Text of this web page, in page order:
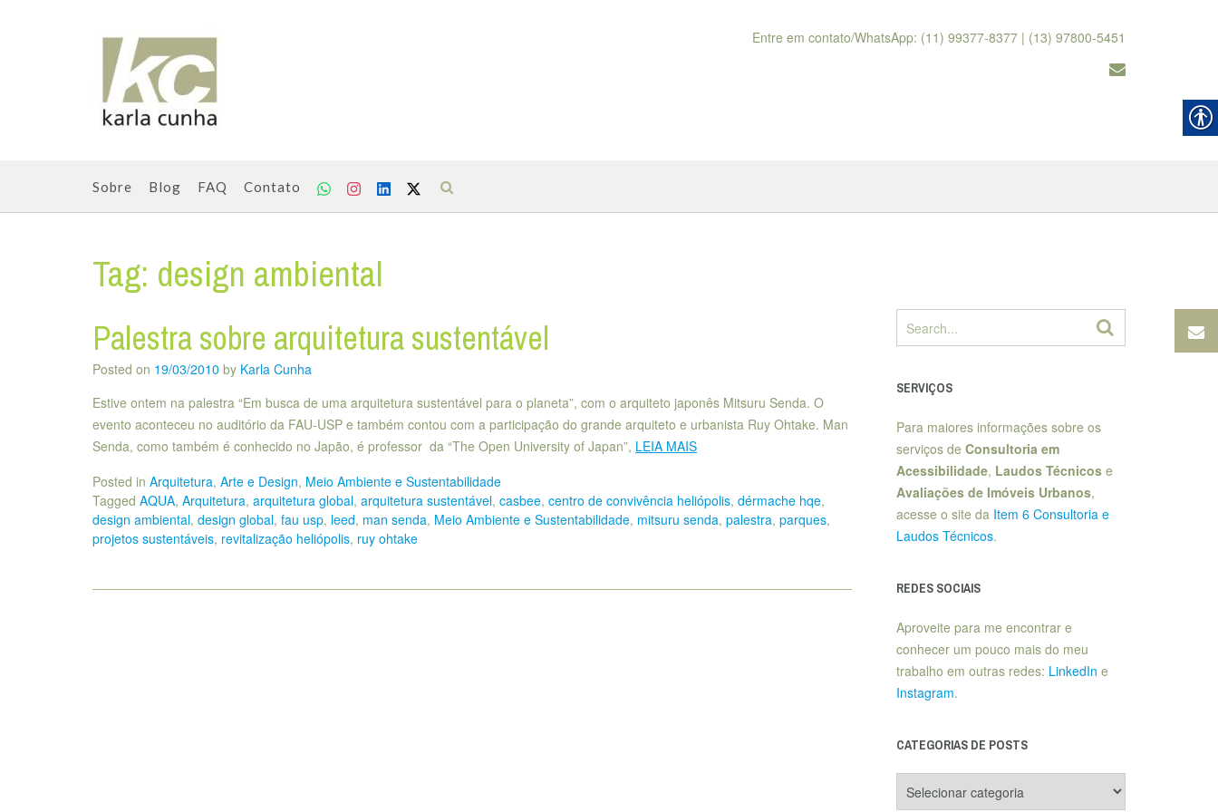
Entre em contato/WhatsApp: (11) 99377-8377 | (13) 97800-5451
Sobre Blog FAQ Contato
Tag: design ambiental
Palestra sobre arquitetura sustentável
Posted on 19/03/2010 by Karla Cunha
Estive ontem na palestra “Em busca de uma arquitetura sustentável para o planeta”, com o arquiteto japonês Mitsuru Senda. O
evento aconteceu no auditório da FAU-USP e também contou com a participação do grande arquiteto e urbanista Ruy Ohtake. Man
Senda, como também é conhecido no Japão, é professor da “The Open University of Japan”, LEIA MAIS
Posted in Arquitetura, Arte e Design, Meio Ambiente e Sustentabilidade
Tagged AQUA, Arquitetura, arquitetura global, arquitetura sustentável, casbee, centro de convivência heliópolis, dérmache hqe,
design ambiental, design global, fau usp, leed, man senda, Meio Ambiente e Sustentabilidade, mitsuru senda, palestra, parques,
projetos sustentáveis, revitalização heliópolis, ruy ohtake
SERVIÇOS
Para maiores informações sobre os
serviços de Consultoria em
Acessibilidade, Laudos Técnicose
Avaliações de Imóveis Urbanos,
acesse o site da Item 6 Consultoria e
Laudos Técnicos.
REDES SOCIAIS
Aproveite para me encontrar e
conhecer um pouco mais do meu
trabalho em outras redes: LinkedIn e
Instagram.
CATEGORIAS DE POSTS
de